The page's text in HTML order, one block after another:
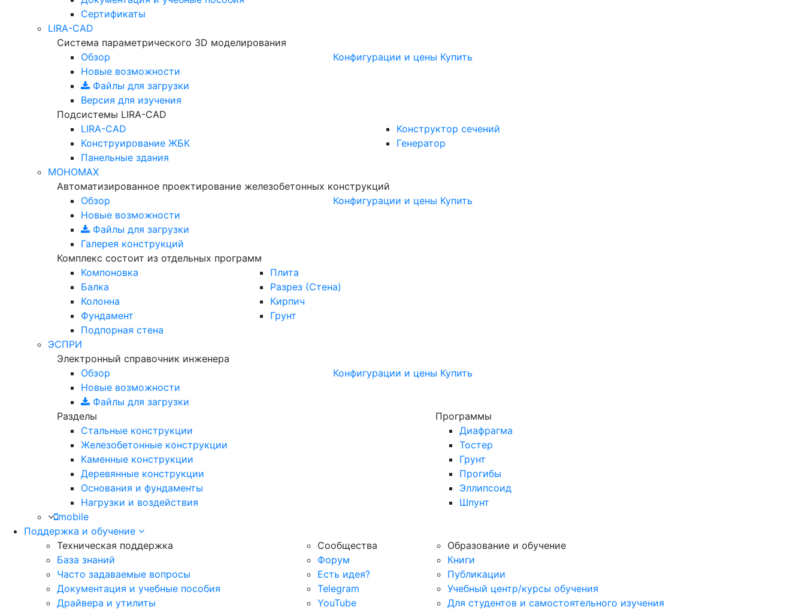
Сертификаты
LIRA-CAD
Система параметрического 3D моделирования
Обзор
Новые возможности
Файлы для загрузки
Версия для изучения
Конфигурации и цены Купить
Подсистемы LIRA-CAD
LIRA-CAD
Конструирование ЖБК
Панельные здания
Конструктор сечений
Генератор
МОНОМАХ
Автоматизированное проектирование железобетонных конструкций
Обзор
Новые возможности
Файлы для загрузки
Галерея конструкций
Конфигурации и цены Купить
Комплекс состоит из отдельных программ
Компоновка
Балка
Колонна
Фундамент
Подпорная стена
Плита
Разрез (Стена)
Кирпич
Грунт
ЭСПРИ
Электронный справочник инженера
Обзор
Новые возможности
Файлы для загрузки
Конфигурации и цены Купить
Разделы
Программы
Стальные конструкции
Железобетонные конструкции
Каменные конструкции
Деревянные конструкции
Основания и фундаменты
Нагрузки и воздействия
Диафрагма
Тостер
Грунт
Прогибы
Эллипсоид
Шпунт
mobile
Поддержка и обучение
Техническая поддержка
База знаний
Часто задаваемые вопросы
Документация и учебные пособия
Драйвера и утилиты
Сообщества
Форум
Есть идея?
Telegram
YouTube
Образование и обучение
Книги
Публикации
Учебный центр/курсы обучения
Для студентов и самостоятельного изучения